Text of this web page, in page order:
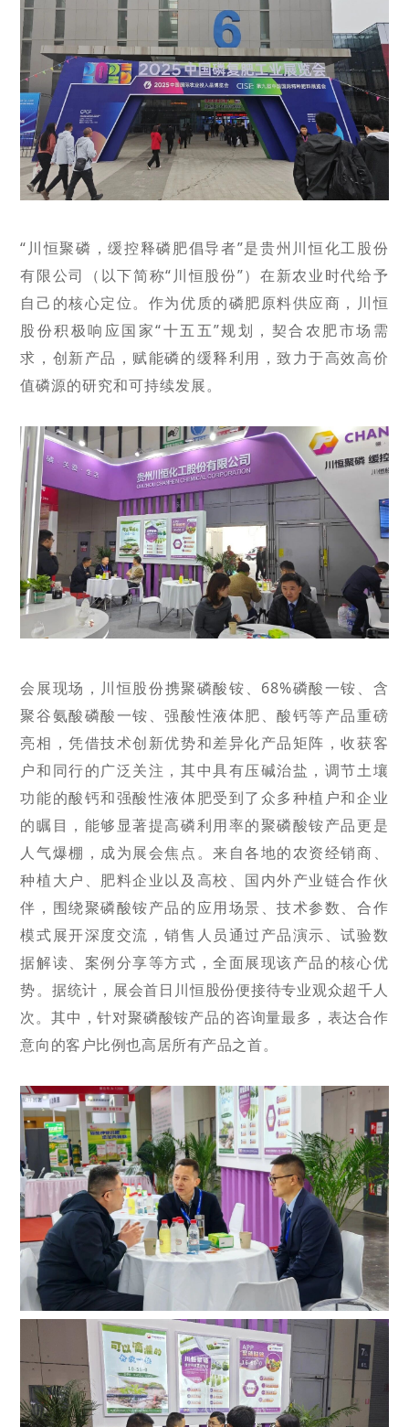
“川恒聚磷，缓控释磷肥倡导者”是贵州川恒化工股份
有限公司
（以下简称“川恒股份”）在新农业时代给予
自己的核心定位。作为优质的磷肥原料供应商，川恒
股份积极响应国家“十五五”规划，契合农肥市场需
求，创新产品，赋能磷的缓释利用，致力于高效高价
值磷源的研究和可持续发展。
会展现场，川恒股份携聚磷酸铵、 68%磷酸一铵、含
聚谷氨酸磷酸一铵、强酸性液体肥、酸钙等产品重磅
亮相，凭借技术创新优势和差异化产品矩阵，收获客
户和同行的广泛关注，其中具有压碱治盐，调节土壤
功能的酸钙和强酸性液体肥受到了众多种植户和企业
的瞩目，能够显著提高磷利用率的聚磷酸铵产品更是
人气爆棚，成为展会焦点。来自各地的农资经销商、
种植大户、肥料企业以及高校、国内外产业链合作伙
伴，围绕聚磷酸铵产品的应用场景、技术参数、合作
模式展开深度交流，销售人员通过产品演示、试验数
据解读、案例分享等方式，全面展现该产品的核心优
势。 据统计，展会首日川恒股份便接待专业观众超千人
次。其中，针对聚磷酸铵产品的咨询量最多，表达合作
意向的客户比例也高居所有产品之首。